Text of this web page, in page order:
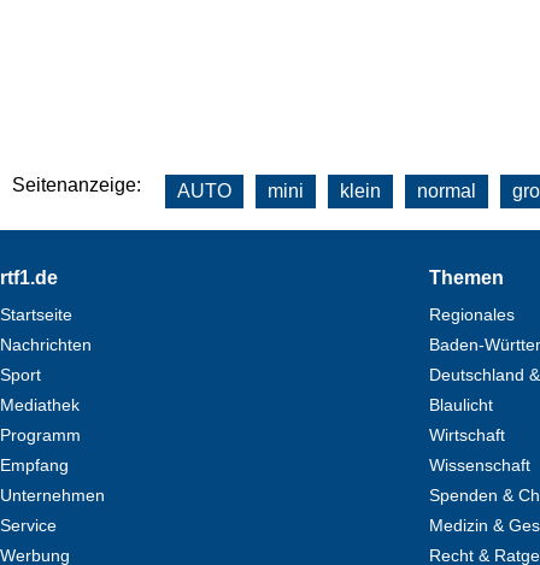
Seitenanzeige: AUTO mini klein normal
Footer
rtf1.de
Startseite
Nachrichten
Sport
Mediathek
Programm
Empfang
Unternehmen
Service
Werbung
Themen
Regionales
Baden-
Deutschland
Blaulicht
Wirtschaft
Wissenschaft
Spenden &
Medizin &
Recht &